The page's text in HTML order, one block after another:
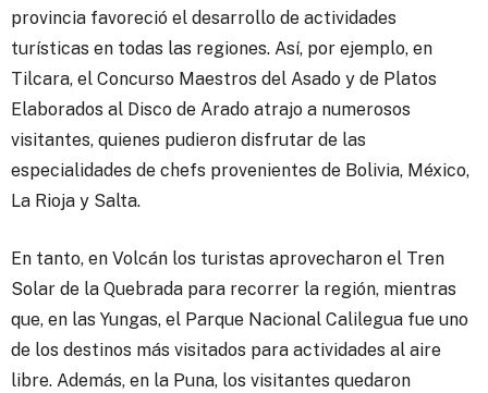
provincia favoreció el desarrollo de actividades
turísticas en todas las regiones. Así, por ejemplo, en
Tilcara, el Concurso Maestros del Asado y de Platos
Elaborados al Disco de Arado atrajo a numerosos
visitantes, quienes pudieron disfrutar de las
especialidades de chefs provenientes de Bolivia, México,
La Rioja y Salta.
En tanto, en Volcán los turistas aprovecharon el Tren
Solar de la Quebrada para recorrer la región, mientras
que, en las Yungas, el Parque Nacional Calilegua fue uno
de los destinos más visitados para actividades al aire
libre. Además, en la Puna, los visitantes quedaron